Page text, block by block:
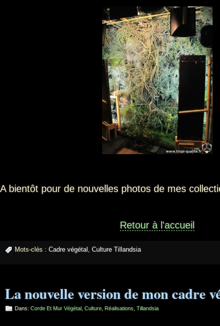
A bientôt pour de nouvelles photos de mes
Retour à l'accueil
Mots-clés : Cadre végétal Culture Tillandsia
La nouvelle version de mon cadre
Dans: Corde Et Mur Végétal Culture Réalisations Tillandsia